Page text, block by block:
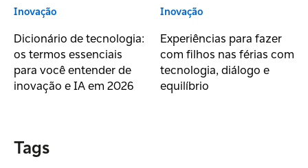
Inovação
Dicionário de tecnologia:
os termos essenciais
para você entender de
inovação e IA em 2026
Inovação
Experiências para fazer
com filhos nas férias com
tecnologia, diálogo e
equilíbrio
Tags